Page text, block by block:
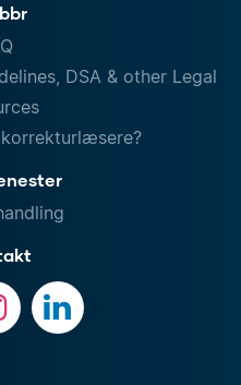
DSA & other Legal